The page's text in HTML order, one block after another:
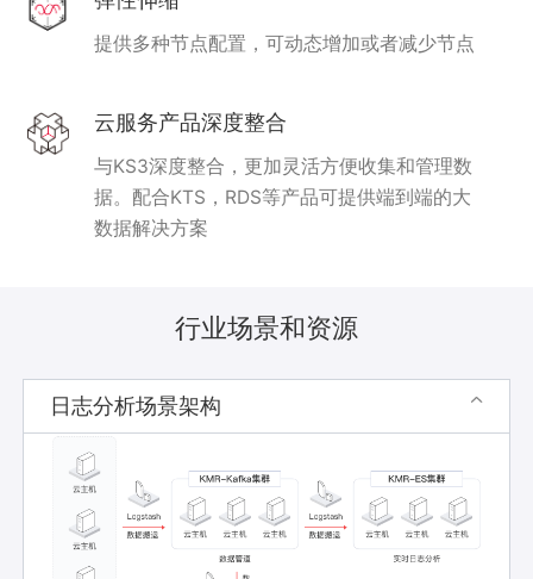
提供多种节点配置，可动态增加或者减少节点
云服务产品深度整合
与KS3深度整合，更加灵活方便收集和管理数
据。配合KTS，RDS等产品可提供端到端的大
数据解决方案
行业场景和资源
日志分析场景架构 